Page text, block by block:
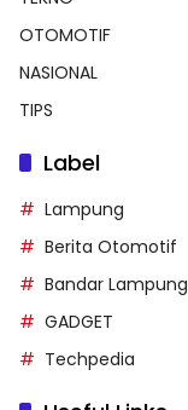
OTOMOTIF
NASIONAL
TIPS
Label
Lampung
Berita Otomotif
Bandar Lampung
GADGET
Techpedia